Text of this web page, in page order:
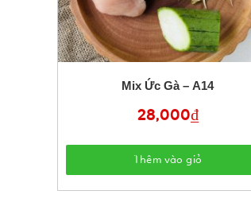
Mix Ức Gà – A14
28,000₫
Thêm vào giỏ